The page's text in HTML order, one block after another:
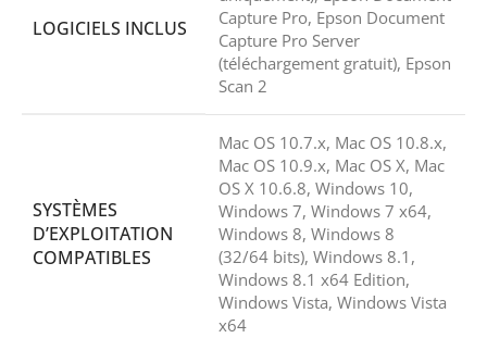
LOGICIELS INCLUS
Capture Pro, Epson Document
Capture Pro Server
(téléchargement gratuit), Epson
Scan 2
SYSTÈMES
D’EXPLOITATION
COMPATIBLES
Mac OS 10.7.x, Mac OS 10.8.x,
Mac OS 10.9.x, Mac OS X, Mac
OS X 10.6.8, Windows 10,
Windows 7, Windows 7 x64,
Windows 8, Windows 8
(32/64 bits), Windows 8.1,
Windows 8.1 x64 Edition,
Windows Vista, Windows Vista
x64